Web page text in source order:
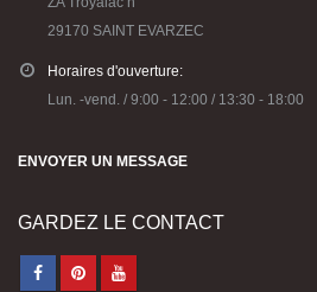
29170 SAINT EVARZEC
Horaires d'ouverture:
Lun. -vend. / 9:00 - 12:00 / 13:30 - 18:00
ENVOYER UN MESSAGE
GARDEZ LE CONTACT